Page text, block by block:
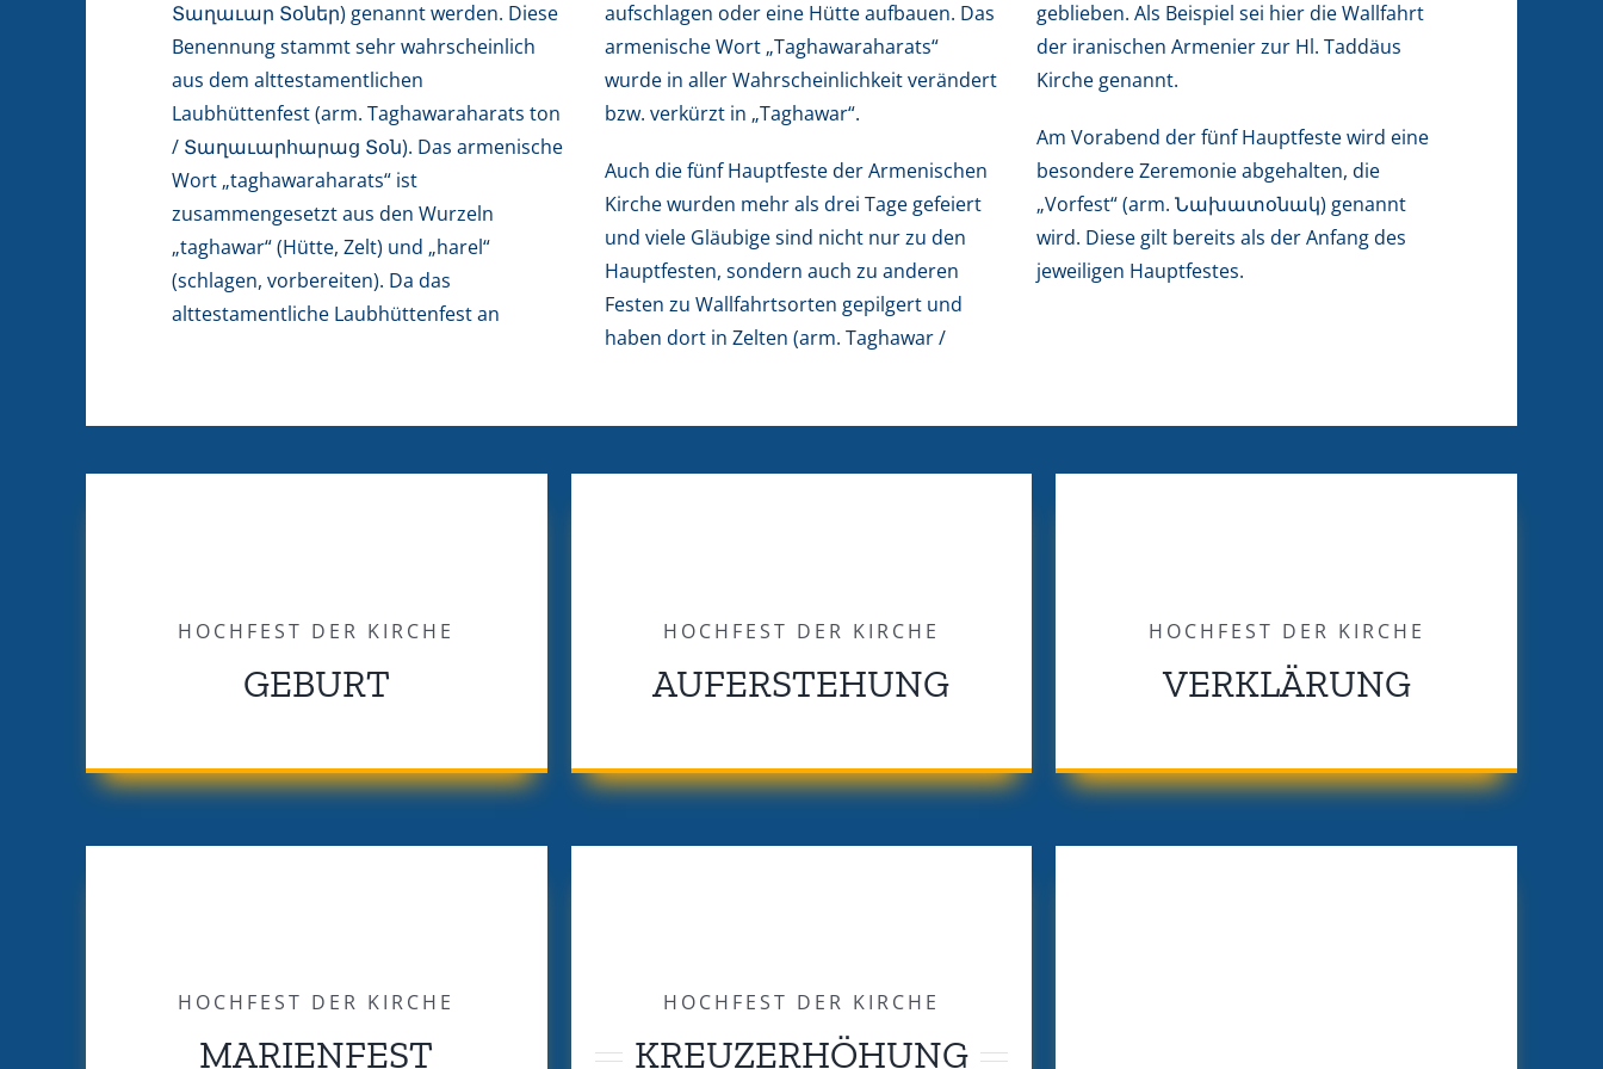
Տաղաւար Տօներ) genannt werden. Diese
Benennung stammt sehr wahrscheinlich
aus dem alttestamentlichen
Laubhüttenfest (arm. Taghawaraharats ton
/ Տաղաւարհարաց Տօն). Das armenische
Wort „taghawaraharats“ ist
zusammengesetzt aus den Wurzeln
„taghawar“ (Hütte, Zelt) und „harel“
(schlagen, vorbereiten). Da das
alttestamentliche Laubhüttenfest an
aufschlagen oder eine Hütte aufbauen. Das
armenische Wort „Taghawaraharats“
wurde in aller Wahrscheinlichkeit verändert
bzw. verkürzt in „Taghawar“.
Auch die fünf Hauptfeste der Armenischen
Kirche wurden mehr als drei Tage gefeiert
und viele Gläubige sind nicht nur zu den
Hauptfesten, sondern auch zu anderen
Festen zu Wallfahrtsorten gepilgert und
haben dort in Zelten (arm. Taghawar /
geblieben. Als Beispiel sei hier die Wallfahrt
der iranischen Armenier zur Hl. Taddäus
Kirche genannt.
Am Vorabend der fünf Hauptfeste wird eine
besondere Zeremonie abgehalten, die
„Vorfest“ (arm. Նախատօնակ) genannt
wird. Diese gilt bereits als der Anfang des
jeweiligen Hauptfestes.
HOCHFEST DER KIRCHE
GEBURT
HOCHFEST DER KIRCHE
AUFERSTEHUNG
HOCHFEST DER KIRCHE
VERKLÄRUNG
HOCHFEST DER KIRCHE
MARIENFEST
HOCHFEST DER KIRCHE
KREUZERHÖHUNG